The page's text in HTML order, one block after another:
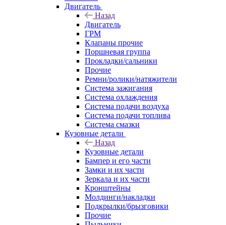
Двигатель
Назад
Двигатель
ГРМ
Клапаны прочие
Поршневая группа
Прокладки/сальники
Прочие
Ремни/ролики/натяжители
Система зажигания
Система охлаждения
Система подачи воздуха
Система подачи топлива
Система смазки
Кузовные детали
Назад
Кузовные детали
Бампер и его части
Замки и их части
Зеркала и их части
Кронштейны
Молдинги/накладки
Подкрылки/брызговики
Прочие